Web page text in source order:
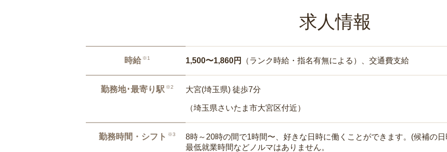
求人情報
時給 ※1 1,500〜1,860円 （ランク時給・指名有無による）、交通費支給
勤務地･最寄り駅 ※2 大宮(埼玉県) 徒歩7分
（埼玉県さいたま市大宮区付近）
勤務時間・シフト ※3
8時～20時の間で1時間〜、好きな日時に働くことができます。(候補の
最低就業時間などノルマはありません。